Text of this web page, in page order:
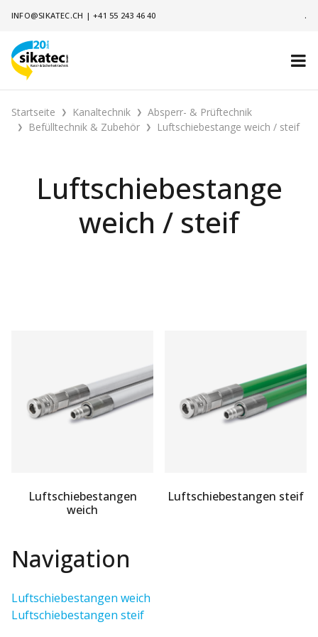
INFO@SIKATEC.CH |+41 55 243 46 40 .
Startseite Kanaltechnik
Absperr- & Prüftechnik
Befülltechnik & Zubehör
Luftschiebestange weich / steif
Luftschiebestange
weich / steif
Navigation
Luftschiebestangen weich
Luftschiebestangen steif
Luftschiebestangen
weich
Luftschiebestangen steif